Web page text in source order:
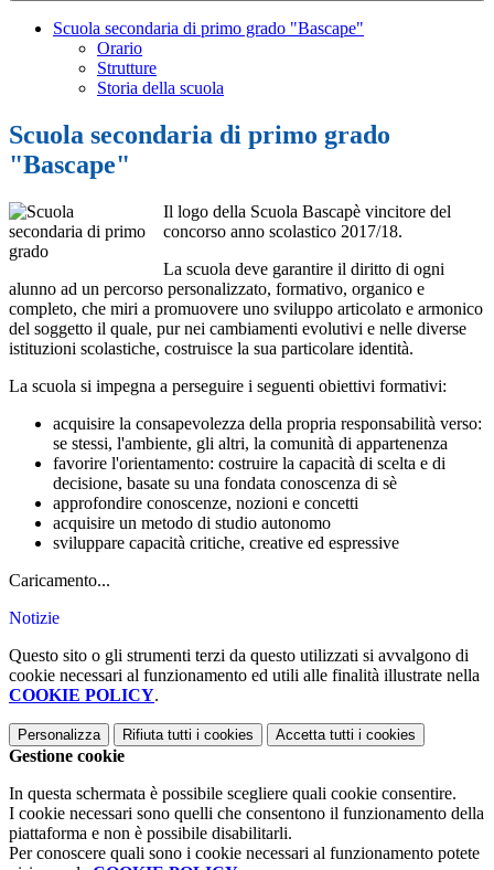
Scuola secondaria di primo grado "Bascape"
Orario
Strutture
Storia della scuola
Scuola secondaria di primo grado
"Bascape"
Il logo della Scuola Bascapè vincitore del
concorso anno scolastico 2017/18.
La scuola deve garantire il diritto di ogni
alunno ad un percorso personalizzato, formativo, organico e
completo, che miri a promuovere uno sviluppo articolato e armonico
del soggetto il quale, pur nei cambiamenti evolutivi e nelle diverse
istituzioni scolastiche, costruisce la sua particolare identità.
La scuola si impegna a perseguire i seguenti obiettivi formativi:
acquisire la consapevolezza della propria responsabilità verso:
se stessi, l'ambiente, gli altri, la comunità di appartenenza
favorire l'orientamento: costruire la capacità di scelta e di
decisione, basate su una fondata conoscenza di sè
approfondire conoscenze, nozioni e concetti
acquisire un metodo di studio autonomo
sviluppare capacità critiche, creative ed espressive
Caricamento...
Notizie
Questo sito o gli strumenti terzi da questo utilizzati si avvalgono di
cookie necessari al funzionamento ed utili alle finalità illustrate nella
COOKIE POLICY.
Personalizza Rifiuta tutti i cookies Accetta tutti i cookies
Gestione cookie
In questa schermata è possibile scegliere quali cookie consentire.
I cookie necessari sono quelli che consentono il funzionamento della
piattaforma e non è possibile disabilitarli.
Per conoscere quali sono i cookie necessari al funzionamento potete